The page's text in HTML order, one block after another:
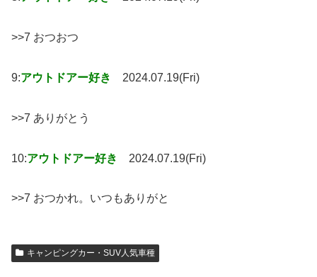
>>7 おつおつ
9:アウトドアー好き 2024.07.19(Fri)
>>7 ありがとう
10:アウトドアー好き 2024.07.19(Fri)
>>7 おつかれ。いつもありがと
キャンピングカー・SUV人気車種